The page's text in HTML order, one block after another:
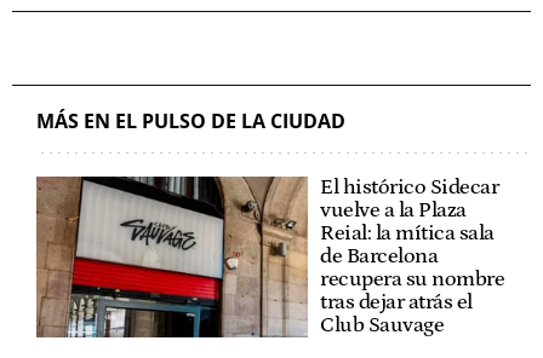
MÁS EN EL PULSO DE LA CIUDAD
El histórico Sidecar
vuelve a la Plaza
Reial: la mítica sala
de Barcelona
recupera su nombre
tras dejar atrás el
Club Sauvage